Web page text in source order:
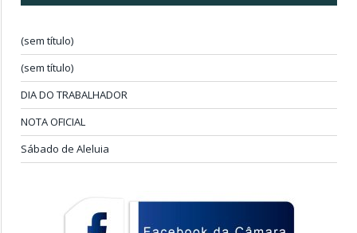
(sem título)
(sem título)
DIA DO TRABALHADOR
NOTA OFICIAL
Sábado de Aleluia